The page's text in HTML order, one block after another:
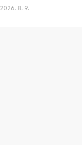
하니 내가 가입한 상품에서 실제
2026. 8. 9.